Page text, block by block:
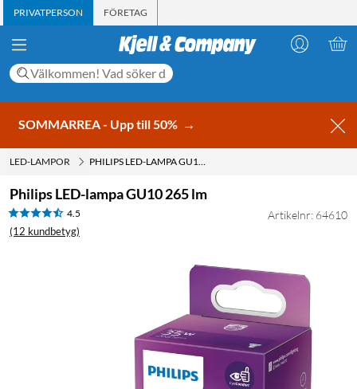
PRIVATPERSON FÖRETAG
SOMMARREA - Upp till 50% →
LED-LAMPOR PHILIPS LED-LAMPA GU10 265 LM
Philips LED-lampa GU10 265 lm
4.5
(12 kundbetyg)
Artikelnr: 64610